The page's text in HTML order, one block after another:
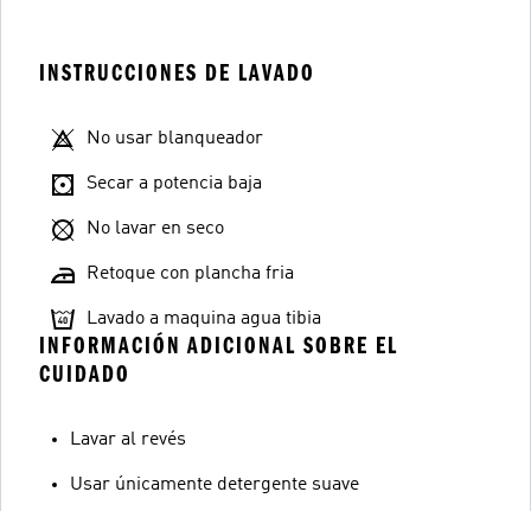
INSTRUCCIONES DE LAVADO
No usar blanqueador
Secar a potencia baja
No lavar en seco
Retoque con plancha fria
Lavado a maquina agua tibia
INFORMACIÓN ADICIONAL SOBRE EL
CUIDADO
Lavar al revés
Usar únicamente detergente suave